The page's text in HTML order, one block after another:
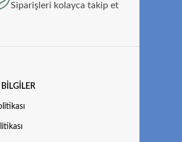
Siparişleri kolayca takip et